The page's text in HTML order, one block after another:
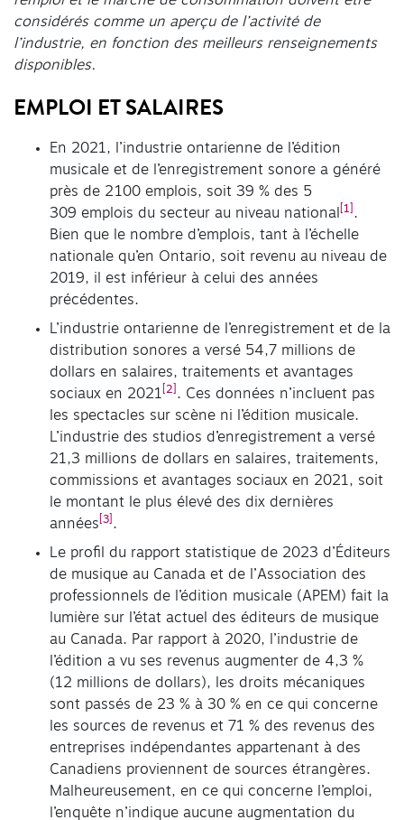
considérés comme un aperçu de l’activité de
l’industrie, en fonction des meilleurs renseignements
disponibles.
EMPLOI ET SALAIRES
En 2021, l’industrie ontarienne de l’édition
musicale et de l’enregistrement sonore a généré
près de 2 100 emplois, soit 39 % des 5
309 emplois du secteur au niveau national
[1] .
Bien que le nombre d’emplois, tant à l’échelle
nationale qu’en Ontario, soit revenu au niveau de
2019, il est inférieur à celui des années
précédentes.
L’industrie ontarienne de l’enregistrement et de la
distribution sonores a versé 54,7 millions de
dollars en salaires, traitements et avantages
sociaux en 2021
[2] . Ces données n’incluent pas
les spectacles sur scène ni l’édition musicale.
L’industrie des studios d’enregistrement a versé
21,3 millions de dollars en salaires, traitements,
commissions et avantages sociaux en 2021, soit
le montant le plus élevé des dix dernières
années [3] .
Le profil du rapport statistique de 2023 d’Éditeurs
de musique au Canada et de l’Association des
professionnels de l’édition musicale (APEM) fait la
lumière sur l’état actuel des éditeurs de musique
au Canada. Par rapport à 2020, l’industrie de
l’édition a vu ses revenus augmenter de 4,3 %
(12 millions de dollars), les droits mécaniques
sont passés de 23 % à 30 % en ce qui concerne
les sources de revenus et 71 % des revenus des
entreprises indépendantes appartenant à des
Canadiens proviennent de sources étrangères.
Malheureusement, en ce qui concerne l’emploi,
l’enquête n’indique aucune augmentation du